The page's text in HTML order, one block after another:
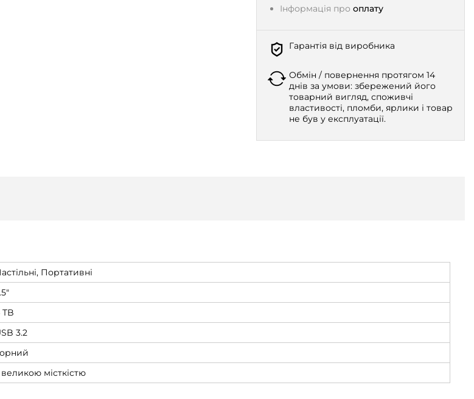
Інформація про оплату
Гарантія від виробника
Обмін / повернення протягом 14
днів за умови: збережений його
товарний вигляд, споживчі
властивості, пломби, ярлики і товар
не був у експлуатації.
Портативні
TB
3.2
великою місткістю